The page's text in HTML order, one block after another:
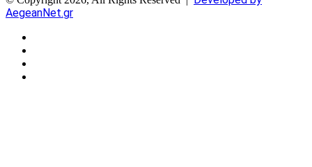
address
AegeanNet.gr